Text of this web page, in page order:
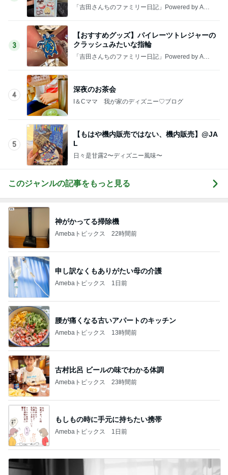
「吉田さんちのファミリー日記」Powered by Ame
3
【おすすめグッズ】パイレーツトレジャーの
クラッシュみたいな指輪
「吉田さんちのファミリー日記」Powered by Ame
4
深夜のお茶会
I＆Cママ 我が家のディズニー♡ブログ
5
【もはや機内販売ではない、機内販売】@JA
L
日々是甘露2〜ディズニー風味〜
このジャンルの記事をもっと見る
神がかってる掃除機
Amebaトピックス 22時間前
申し訳なくもありがたい母の介護
Amebaトピックス 1日前
腰が痛くなる古いアパートのキッチン
Amebaトピックス 13時間前
古村比呂 ビールの味でわかる体調
Amebaトピックス 23時間前
もしもの時に手元に持ちたい携帯
Amebaトピックス 1日前